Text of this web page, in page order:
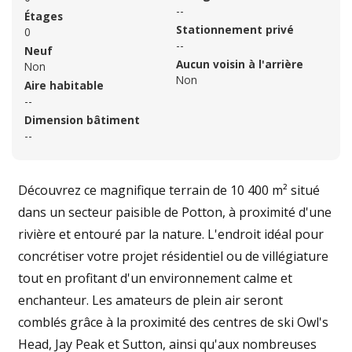
Étages
0
Neuf
Non
Aire habitable
--
Dimension bâtiment
--
--
Stationnement privé
--
Aucun voisin à l'arrière
Non
Découvrez ce magnifique terrain de 10 400 m² situé
dans un secteur paisible de Potton, à proximité d'une
rivière et entouré par la nature. L'endroit idéal pour
concrétiser votre projet résidentiel ou de villégiature
tout en profitant d'un environnement calme et
enchanteur. Les amateurs de plein air seront
comblés grâce à la proximité des centres de ski Owl's
Head, Jay Peak et Sutton, ainsi qu'aux nombreuses